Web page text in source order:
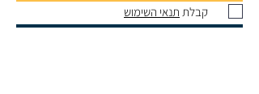
קבלת תנאי השימוש
הרשמה